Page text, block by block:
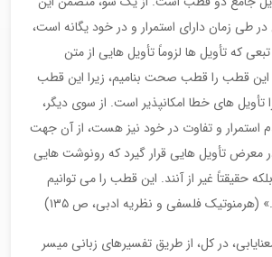
طی زمان دارای استمرار و در خود یگانه است،
که تأویل ها لزوماً تأویل هایی از متن
این قطب را قطب صحت بنامیم، زیرا این قطب
های خطا امکانپذیر است. از سوی دیگر،
استمرار و تفاوت در خود نیز هست، از آن جهت
تأویل هایی قرار گیرد که رونوشت هایی
حقیقتاً غیر از آنند. این قطب را می توانیم
فلسفی و نظریه ادبی، ص ۱۳۵)
در کل، از طریق تفسیرهای زبانی میسر